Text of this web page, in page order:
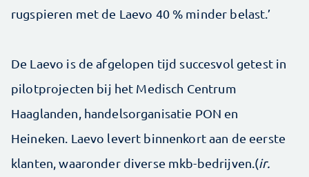
rugspieren met de Laevo 40 % minder belast.’
De Laevo is de afgelopen tijd succesvol getest in
pilotprojecten bij het Medisch Centrum
Haaglanden, handelsorganisatie PON en
Heineken. Laevo levert binnenkort aan de eerste
klanten, waaronder diverse mkb-bedrijven.(ir.